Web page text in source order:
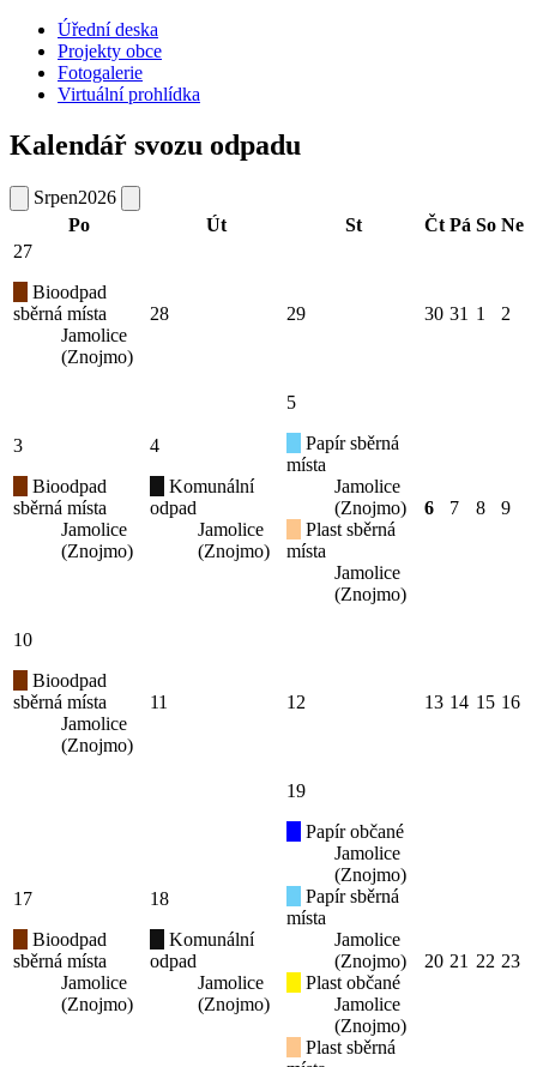
Úřední deska
Projekty obce
Fotogalerie
Virtuální prohlídka
Kalendář svozu odpadu
Srpen2026
Po
Út St Čt Pá So Ne
27
Bioodpad
sběrná místa
Jamolice
(Znojmo)
28 29 30 31 1 2
3
Bioodpad
sběrná místa
Jamolice
(Znojmo)
4
Komunální
odpad
Jamolice
(Znojmo)
5
Papír sběrná
místa
Jamolice
(Znojmo)
Plast sběrná
místa
Jamolice
(Znojmo)
6 7 8 9
10
Bioodpad
sběrná místa
Jamolice
(Znojmo)
11 12 13 14 15 16
17
Bioodpad
sběrná místa
Jamolice
(Znojmo)
18
Komunální
odpad
Jamolice
(Znojmo)
19
Papír občané
Jamolice
(Znojmo)
Papír sběrná
místa
Jamolice
(Znojmo)
Plast občané
Jamolice
(Znojmo)
Plast sběrná
20 21 22 23